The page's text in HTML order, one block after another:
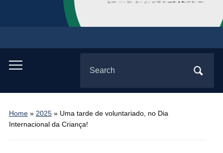
Toggle
menu
for:
Home» 2025» Uma tarde de voluntariado, no Dia
Internacional da Criança!